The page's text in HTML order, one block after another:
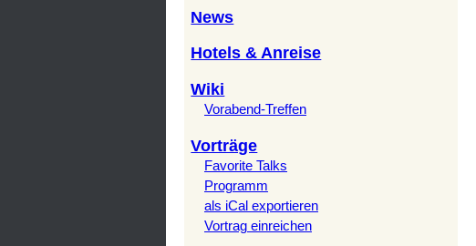
News
Hotels & Anreise
Wiki
Vorabend-Treffen
Vorträge
Favorite Talks
Programm
als iCal exportieren
Vortrag einreichen